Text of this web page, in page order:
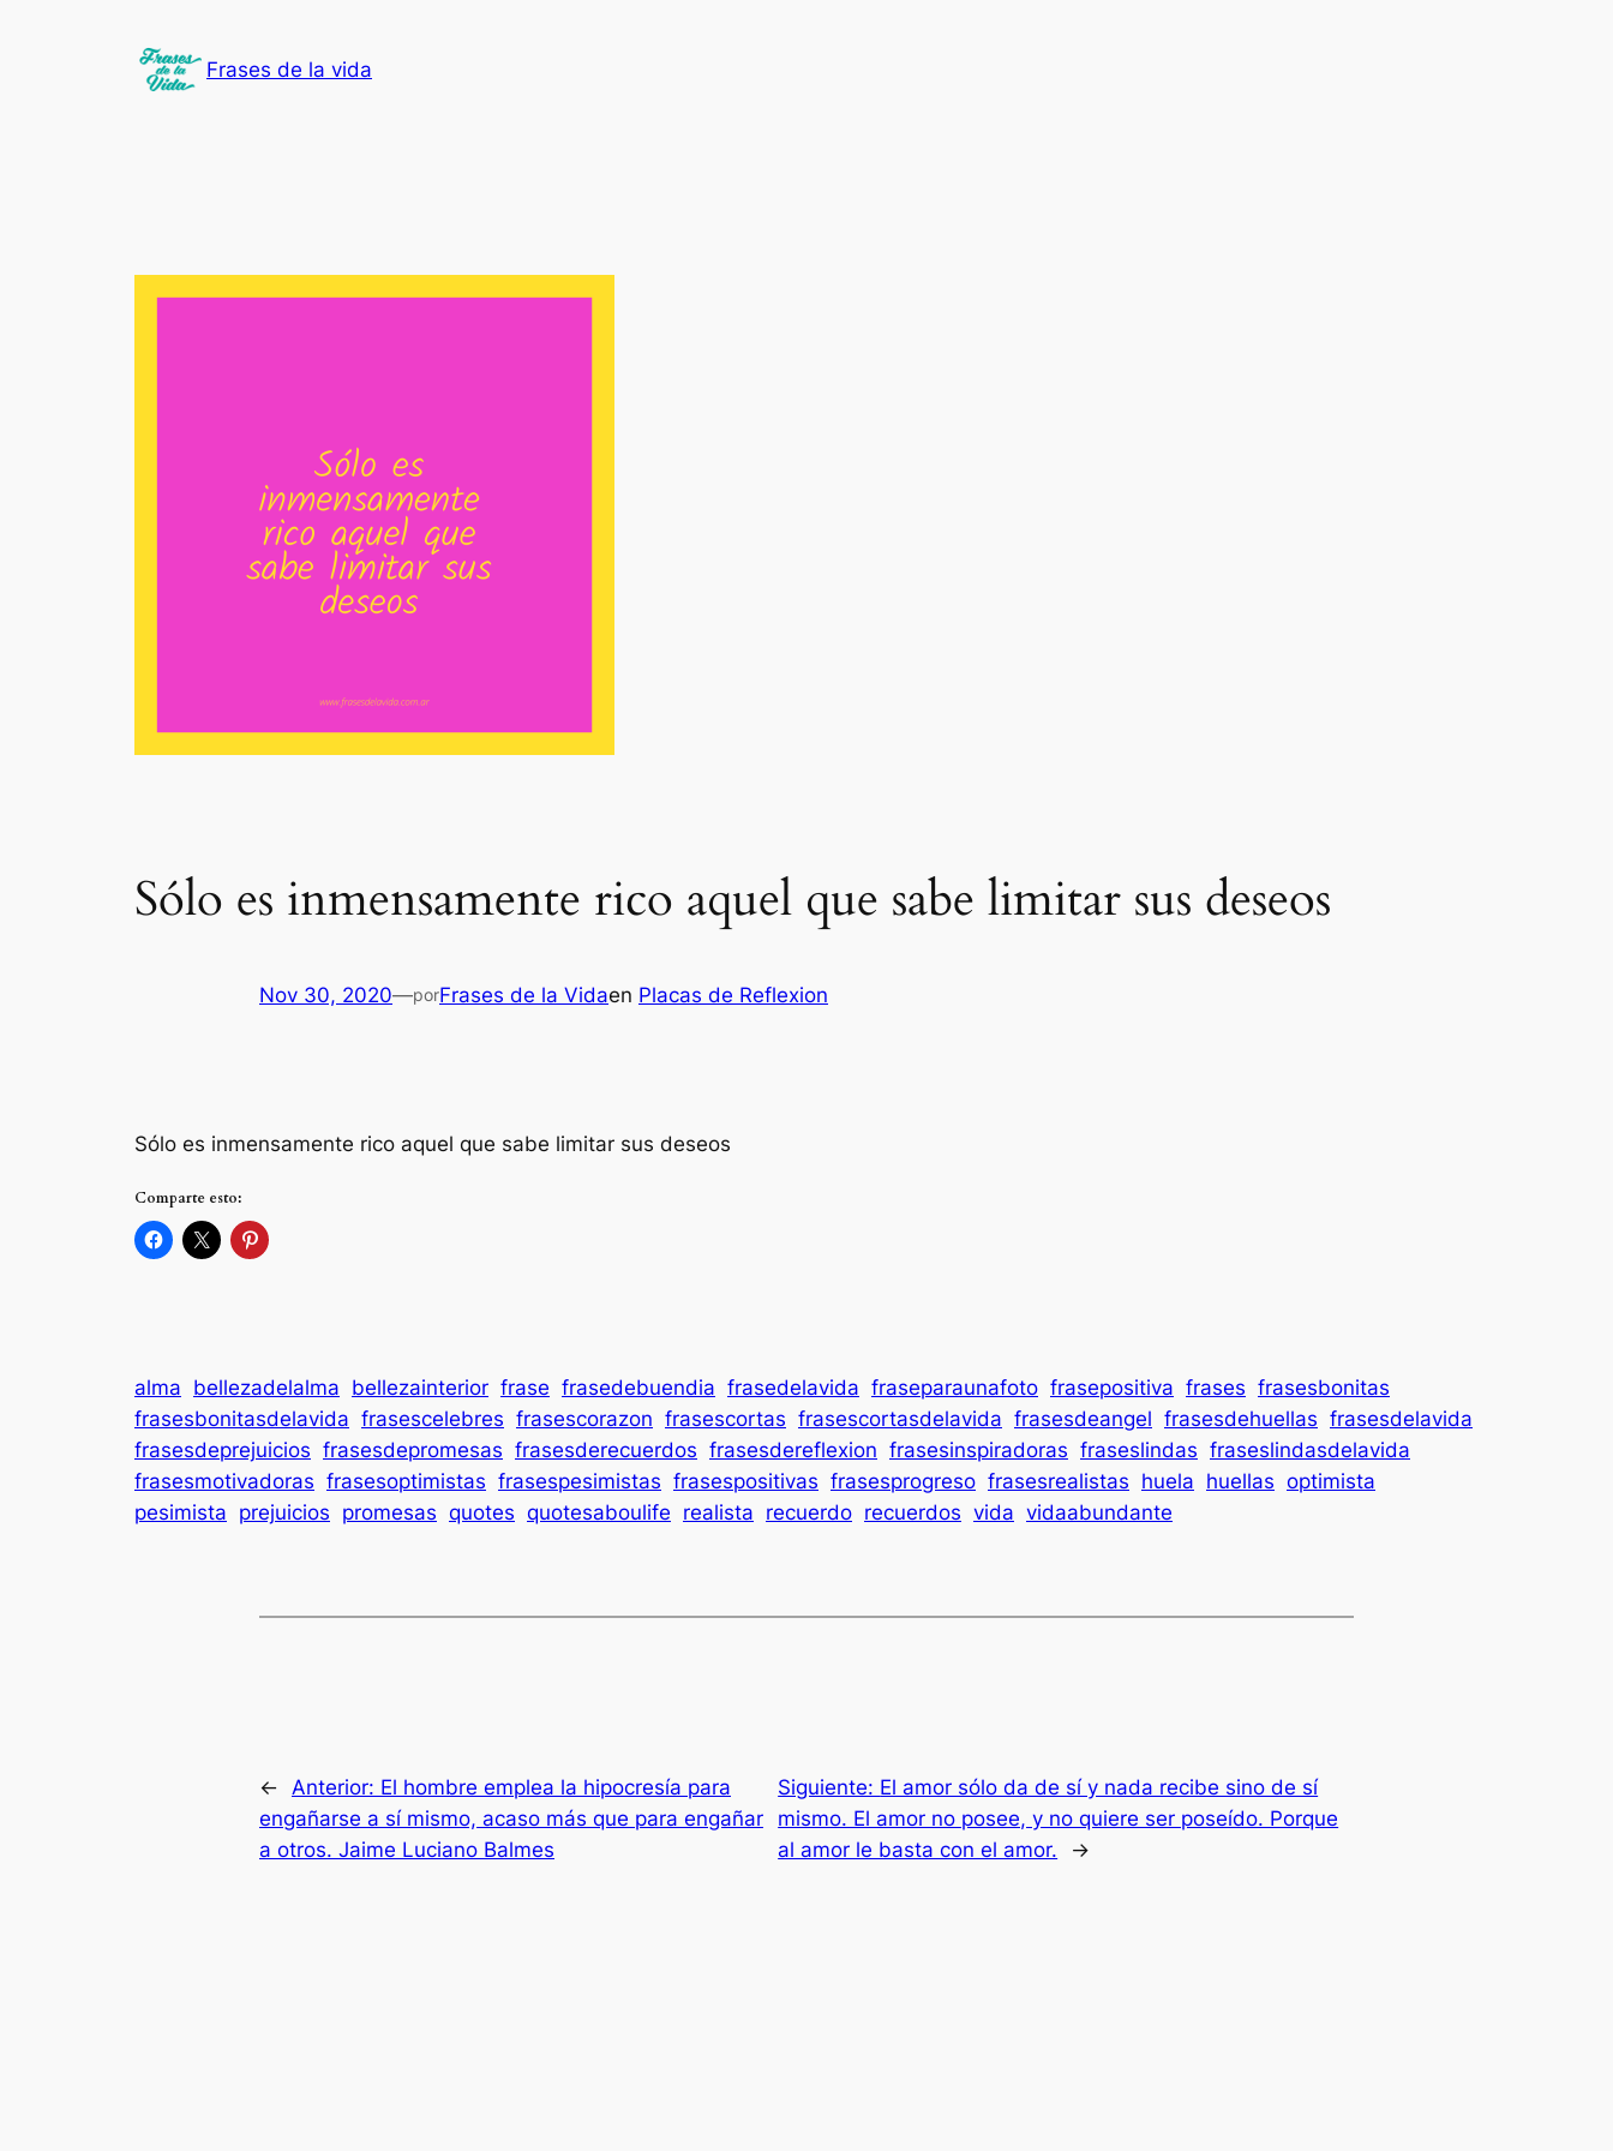
Frases de la vida
Sólo es inmensamente rico aquel que sabe limitar sus deseos
Nov 30, 2020—porFrases de la Vidaen Placas de Reflexion
Sólo es inmensamente rico aquel que sabe limitar sus deseos
Comparte esto:
alma bellezadelalma bellezainterior frase frasedebuendia frasedelavida fraseparaunafoto frasepositiva frases frasesbonitas
frasesbonitasdelavida frasescelebres frasescorazon frasescortas frasescortasdelavida frasesdeangel frasesdehuellas frasesdelavida
frasesdeprejuicios frasesdepromesas frasesderecuerdos frasesdereflexion frasesinspiradoras fraseslindas fraseslindasdelavida
frasesmotivadoras frasesoptimistas frasespesimistas frasespositivas frasesprogreso frasesrealistas huela huellas optimista
pesimista prejuicios promesas quotes quotesaboulife realista recuerdo recuerdos vida vidaabundante
← Anterior: El hombre emplea la hipocresía para
engañarse a sí mismo, acaso más que para engañar
a otros. Jaime Luciano Balmes
Siguiente: El amor sólo da de sí y nada recibe sino de sí
mismo. El amor no posee, y no quiere ser poseído. Porque
al amor le basta con el amor.
→